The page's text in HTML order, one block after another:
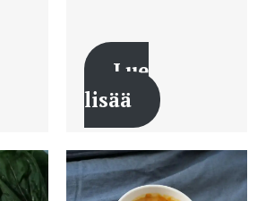
Lue
lisää